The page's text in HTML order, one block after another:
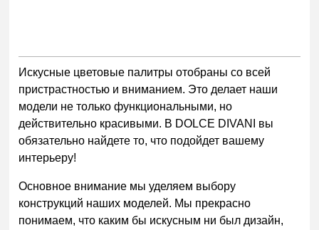
Искусные цветовые палитры отобраны со всей
пристрастностью и вниманием. Это делает наши
модели не только функциональными, но
действительно красивыми. В DOLCE DIVANI вы
обязательно найдете то, что подойдет вашему
интерьеру!
Основное внимание мы уделяем выбору
конструкций наших моделей. Мы прекрасно
понимаем, что каким бы искусным ни был дизайн,